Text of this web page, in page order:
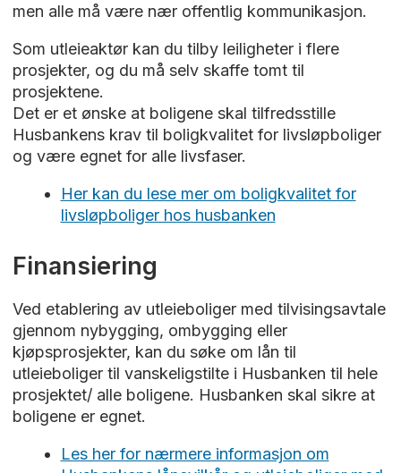
men alle må være nær offentlig kommunikasjon.
Som utleieaktør kan du tilby leiligheter i flere
prosjekter, og du må selv skaffe tomt til
prosjektene.
Det er et ønske at boligene skal tilfredsstille
Husbankens krav til boligkvalitet for livsløpboliger
og være egnet for alle livsfaser.
Her kan du lese mer om boligkvalitet for
livsløpboliger hos husbanken
Finansiering
Ved etablering av utleieboliger med tilvisingsavtale
gjennom nybygging, ombygging eller
kjøpsprosjekter, kan du søke om lån til
utleieboliger til vanskeligstilte i Husbanken til hele
prosjektet/ alle boligene. Husbanken skal sikre at
boligene er egnet.
Les her for nærmere informasjon om